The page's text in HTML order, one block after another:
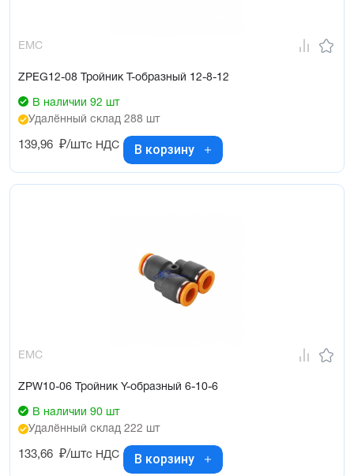
EMC
ZPEG12-08 Тройник Т-образный 12-8-12
В наличии 92 шт
Удалённый склад 288 шт
139,96 ₽/штс НДС В корзину
EMC
ZPW10-06 Тройник Y-образный 6-10-6
В наличии 90 шт
Удалённый склад 222 шт
133,66 ₽/штс НДС В корзину